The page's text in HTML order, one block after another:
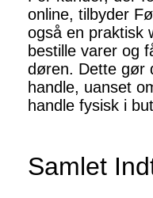
online, tilbyder
også en praktisk
bestille varer og
døren. Dette gør
handle, uanset
handle fysisk i
Samlet